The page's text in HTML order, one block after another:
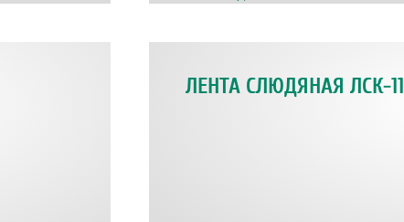
ЛЕНТА СЛЮДЯНАЯ ЛСК-